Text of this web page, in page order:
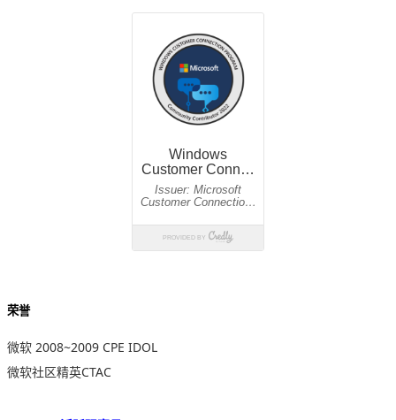
荣誉
微软 2008~2009 CPE IDOL
微软社区精英CTAC